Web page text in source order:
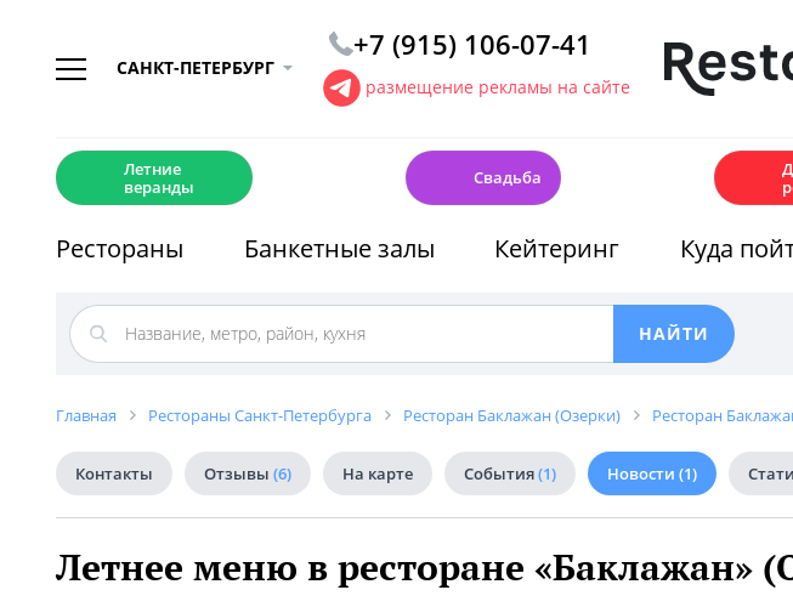
САНКТ-ПЕТЕРБУРГ
+7 (915) 106-07-41
размещение рекламы на сайте
Летние
веранды
Свадьба
Рестораны Банкетные залы Кейтеринг Куда
Главная Рестораны Санкт-Петербурга Ресторан Баклажан (Озерки) Ресторан
Контакты Отзывы (6) На карте События(1) Новости (1)
Летнее меню в ресторане «Баклажан»